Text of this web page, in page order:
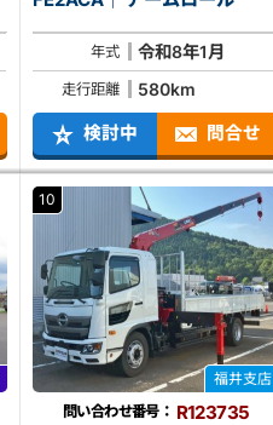
年式 令和8年1月
走行距離 580km
検討中 問合せ
10
福井支店
問い合わせ番号： R123735